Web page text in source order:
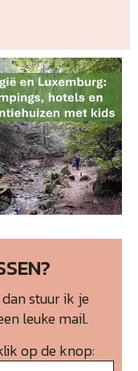
stuur ik je
leuke mail.
op de knop: